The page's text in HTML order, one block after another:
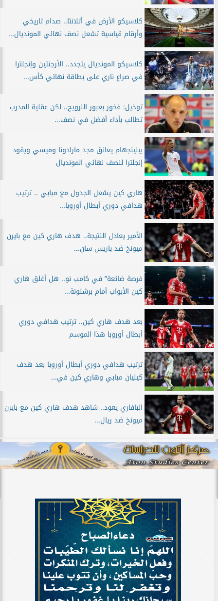
كلاسيكو الأرض في أتلانتا.. صدام تاريخي
وأرقام قياسية تشعل نصف نهائي المونديال...
كلاسيكو المونديال يتجدد.. الأرجنتين وإنجلترا
في صراع ناري على بطاقة نهائي كأس...
توخيل: فخور بعبور النرويج.. لكن عقلية المدرب
تطالب بأداء أفضل في نصف...
بيلينجهام يعانق مجد مارادونا وميسي ويقود
إنجلترا لنصف نهائي المونديال
هاري كين يشعل الجدول مع مبابي .. ترتيب
هدافي دوري أبطال أوروبا...
الأمير يعادل النتيجة.. هدف هاري كين مع بايرن
ميونخ ضد باريس سان...
فرصة ضائعة” في كامب نو.. هل أغلق هاري
كين الأبواب أمام برشلونة...
بعد هدف هاري كين.. ترتيب هدافي دوري
أبطال أوروبا هذا الموسم
ترتيب هدافي دوري أبطال أوروبا بعد هدف
كيليان مبابي وهاري كين في...
البافاري يعود.. شاهد هدف هاري كين مع بايرن
ميونخ ضد ريال...